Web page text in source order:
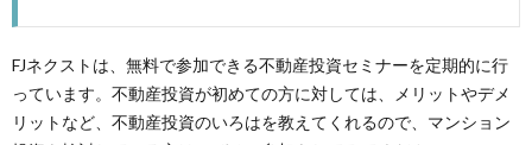
FJネクストは、無料で参加できる不動産投資セミナーを定期的に行
っています。不動産投資が初めての方に対しては、メリットやデメ
リットなど、不動産投資のいろはを教えてくれるので、マンション